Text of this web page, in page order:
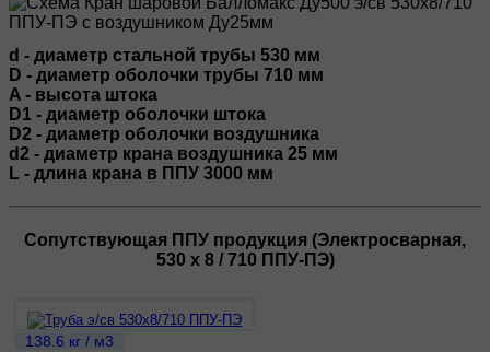
d - диаметр стальной трубы 530 мм
D - диаметр оболочки трубы 710 мм
A - высота штока
D1 - диаметр оболочки штока
D2 - диаметр оболочки воздушника
d2 - диаметр крана воздушника 25 мм
L - длина крана в ППУ 3000 мм
Сопутствующая ППУ продукция (Электросварная,
530 х 8 / 710 ППУ-ПЭ)
138.6 кг / м3